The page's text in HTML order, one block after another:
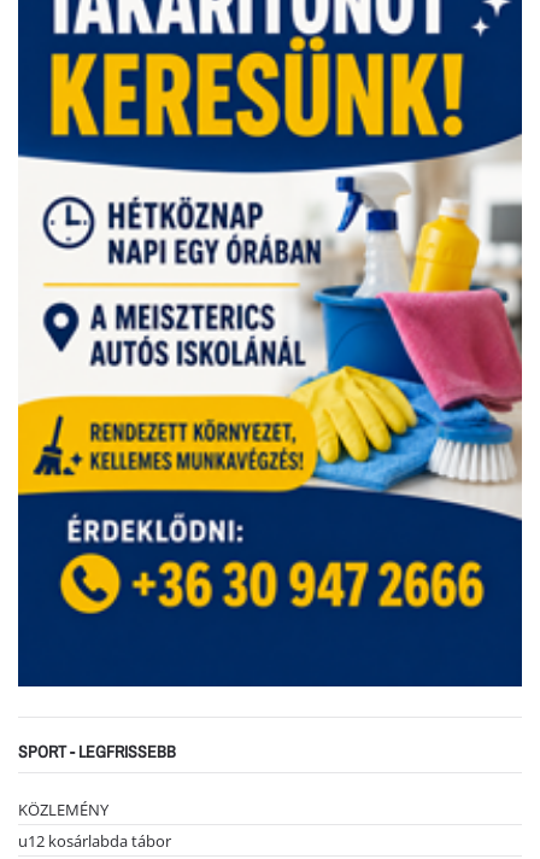
SPORT - LEGFRISSEBB
KÖZLEMÉNY
u12 kosárlabda tábor